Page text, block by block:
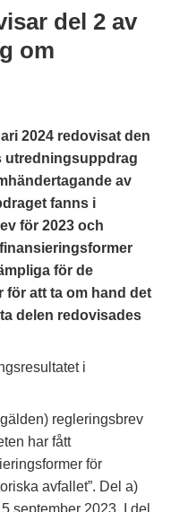
del 2 av
om
2024 redovisat den
utredningsuppdrag
av
fanns i
för 2023 och
för de
för att ta om hand det
delen redovisades
i
regleringsbrev
har fått
för
avfallet”. Del a)
september 2023. I del